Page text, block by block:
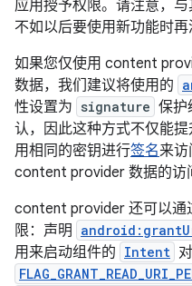
应用授予权限。请注意，与
不如以后要使用新功能时再
如果您仅使用 content
数据，我们建议将使用的
性设置为 signature 保护
认，因此这种方式不仅能
用相同的密钥进行签名来访
content provider 数据的访
content provider 还可以通
限：声明
用来启动组件的 Intent